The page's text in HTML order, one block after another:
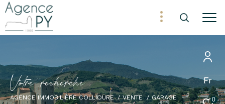
Fr
0
Votre recherche
AGENCE IMMOBILIÈRE COLLIOURE VENTE GARAGE